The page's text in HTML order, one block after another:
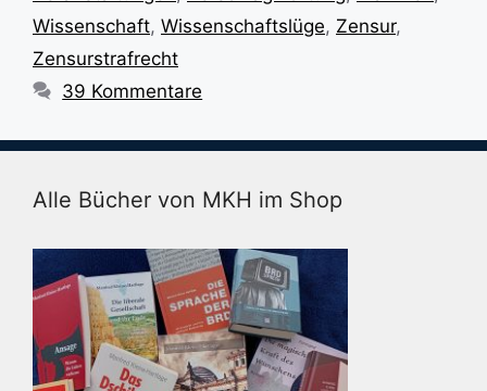
Wissenschaft, Wissenschaftslüge, Zensur,
Zensurstrafrecht
39 Kommentare
Alle Bücher von MKH im Shop